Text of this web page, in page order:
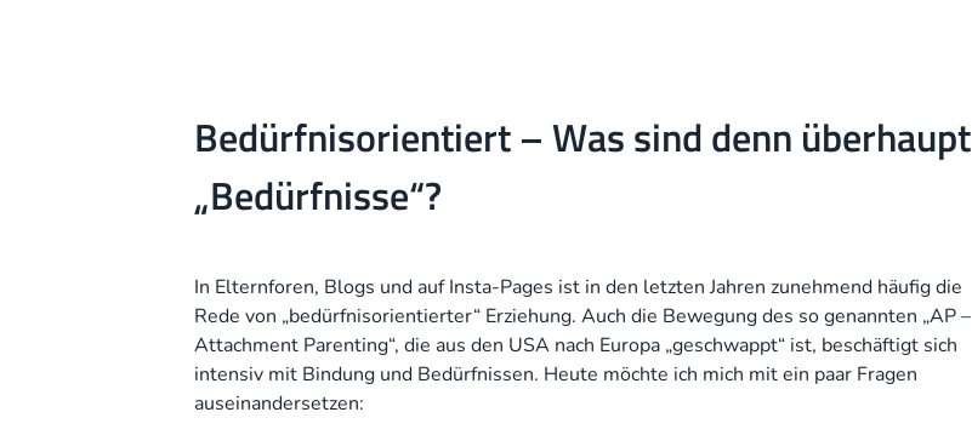
Bedürfnisorientiert – Was sind denn überhaupt
„Bedürfnisse“?
In Elternforen, Blogs und auf Insta-Pages ist in den letzten Jahren zunehmend häufig die
Rede von „bedürfnisorientierter“ Erziehung. Auch die Bewegung des so genannten „AP –
Attachment Parenting“, die aus den USA nach Europa „geschwappt“ ist, beschäftigt sich
intensiv mit Bindung und Bedürfnissen. Heute möchte ich mich mit ein paar Fragen
auseinandersetzen: